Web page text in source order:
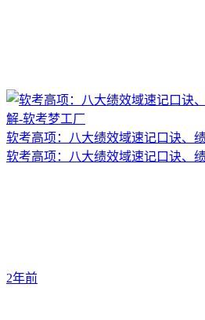
软考高项：八大绩效域速记口诀、
软考高项：八大绩效域速记口诀、
2年前